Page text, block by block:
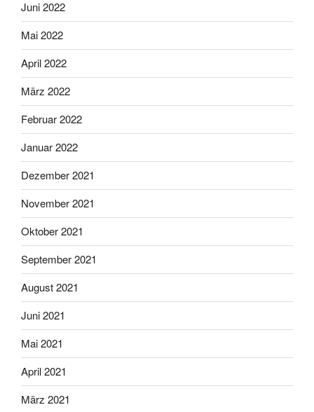
Juni 2022
Mai 2022
April 2022
März 2022
Februar 2022
Januar 2022
Dezember 2021
November 2021
Oktober 2021
September 2021
August 2021
Juni 2021
Mai 2021
April 2021
März 2021